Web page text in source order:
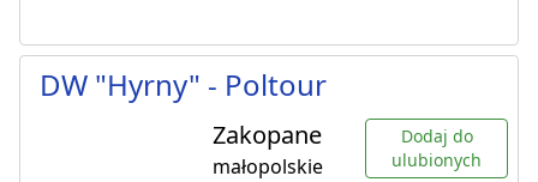
DW "Hyrny" - Poltour
Zakopane
małopolskie
Dodaj do
ulubionych